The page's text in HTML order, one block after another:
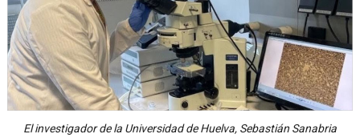
El investigador de la Universidad de Huelva, Sebastián Sanabria